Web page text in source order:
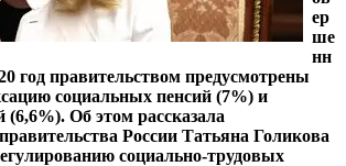
ер
ше
нн
год правительством предусмотрены
социальных пенсий (7%) и
(6,6%). Об этом рассказала
России Татьяна Голикова
социально-трудовых